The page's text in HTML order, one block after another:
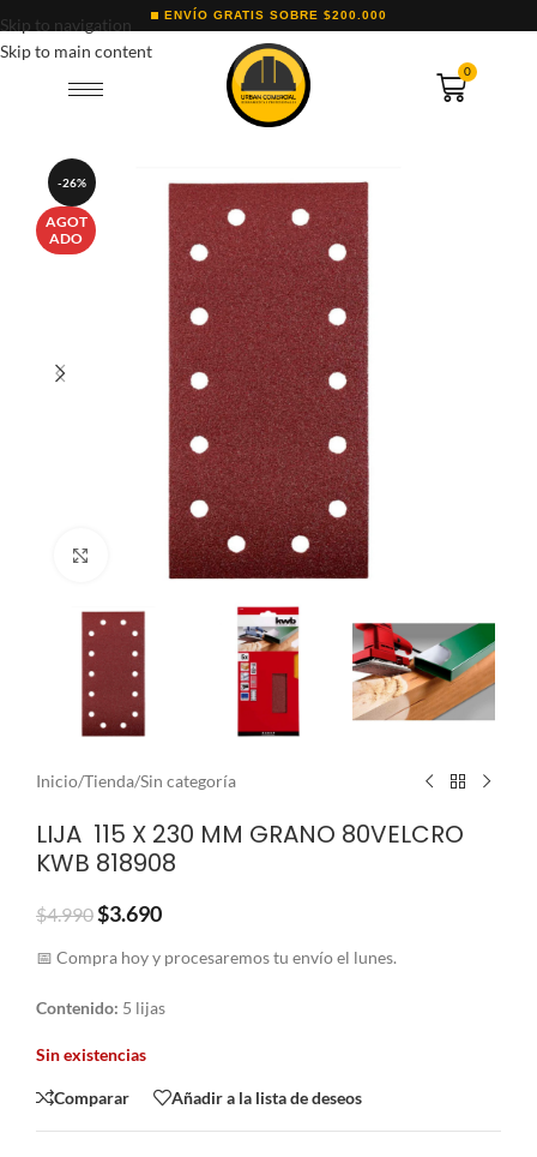
Skip to navigation
Skip to main content
ENVÍO GRATIS SOBRE $200.000
0
-26%
AGOT
ADO
Clic para ampliar
Inicio/Tienda/Sin categoría
LIJA 115 X 230 MM GRANO 80VELCRO
KWB 818908
$4.990$3.690
📅 Compra hoy y procesaremos tu envío el lunes.
Contenido: 5 lijas
Sin existencias
Comparar Añadir a la lista de deseos